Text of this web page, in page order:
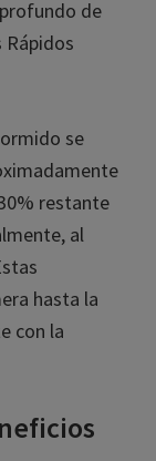
que el
se
(o
demás
por todas
desde la